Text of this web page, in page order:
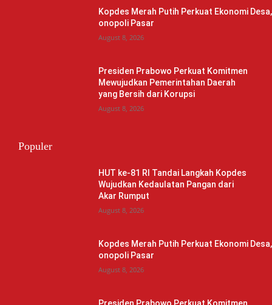
Kopdes Merah Putih Perkuat Ekonomi
onopoli Pasar
August 8, 2026
Presiden Prabowo Perkuat Komitmen
Mewujudkan Pemerintahan Daerah
yang Bersih dari Korupsi
August 8, 2026
Populer
HUT ke-81 RI Tandai Langkah Kopdes
Wujudkan Kedaulatan Pangan dari
Akar Rumput
August 8, 2026
Kopdes Merah Putih Perkuat Ekonomi
onopoli Pasar
August 8, 2026